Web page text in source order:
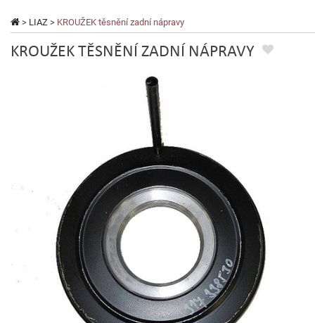
> LIAZ > KROUŽEK těsnění zadní nápravy
KROUŽEK TĚSNĚNÍ ZADNÍ NÁPRAVY